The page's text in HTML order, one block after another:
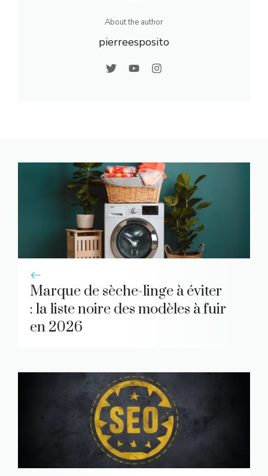
About the author
pierreesposito
Marque de sèche-linge à éviter
: la liste noire des modèles à fuir
en 2026